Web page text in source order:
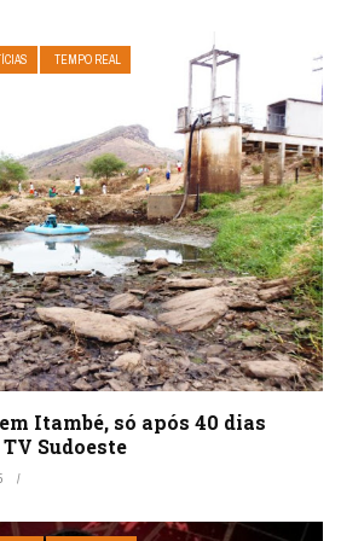
TEMPO REAL
Itambé, só após 40 dias
Sudoeste